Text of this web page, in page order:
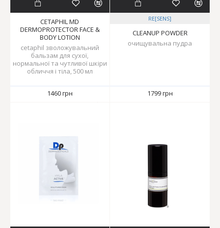
CETAPHIL MD
DERMOPROTECTOR FACE &
BODY LOTION
cetaphil зволожувальний
бальзам для сухої,
нормальної та чутливої шкіри
обличчя і тіла, 500 мл
1460 грн
RE[SENS]
CLEANUP POWDER
очищувальна пудра
1799 грн